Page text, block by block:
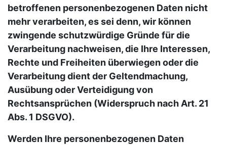
betroffenen personenbezogenen Daten nicht
mehr verarbeiten, es sei denn, wir können
zwingende schutzwürdige Gründe für die
Verarbeitung nachweisen, die Ihre Interessen,
Rechte und Freiheiten überwiegen oder die
Verarbeitung dient der Geltendmachung,
Ausübung oder Verteidigung von
Rechtsansprüchen (Widerspruch nach Art. 21
Abs. 1 DSGVO).
Werden Ihre personenbezogenen Daten